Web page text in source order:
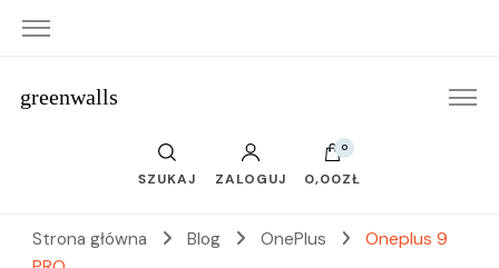
greenwalls
SZUKAJ ZALOGUJ
0
0,00ZŁ
Strona główna Blog OnePlus
Oneplus 9